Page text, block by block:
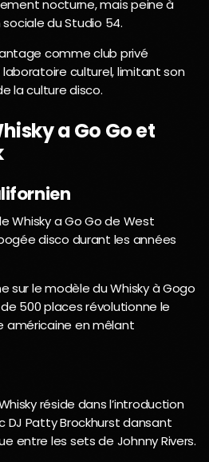
nocturne, mais peine à
sociale du Studio 54.
comme club privé
culturel, limitant son
la culture disco.
a Go Go et
Whisky a Go Go de West
disco durant les années
sur le modèle du Whisky à Gogo
500 places révolutionne le
en mêlant
réside dans l’introduction
Patty Brockhurst dansant
entre les sets de Johnny Rivers.